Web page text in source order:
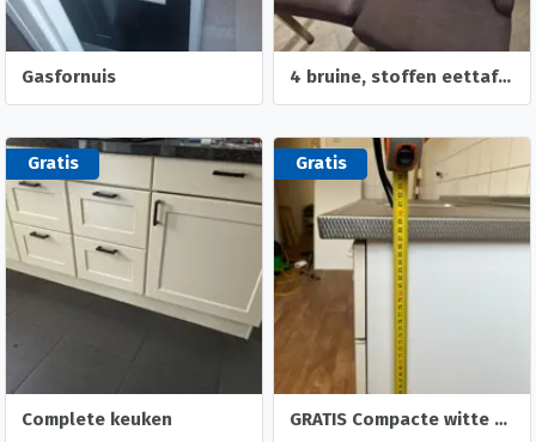
Gasfornuis 4 bruine, stoffen eettafelstoelen
Gratis
Complete keuken
Gratis
GRATIS Compacte witte keuken met RVS blad en spoelbak